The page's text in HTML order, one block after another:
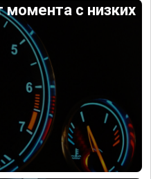
момента с низких